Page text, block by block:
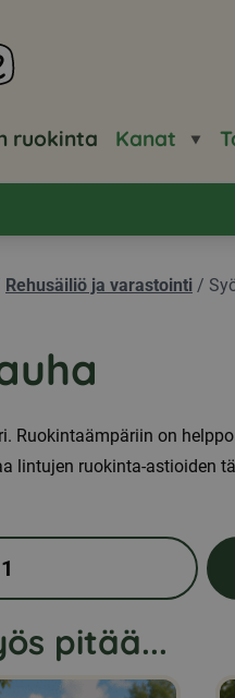
ruokinta Kanat
Rehusäiliö ja varastointi /
Ruokintaämpäriin on
lintujen ruokinta-astioiden
pitää...